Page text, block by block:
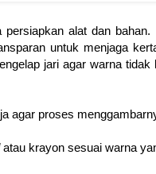
persiapkan alat dan
untuk menjaga
jari agar warna
agar proses
atau krayon sesuai warna